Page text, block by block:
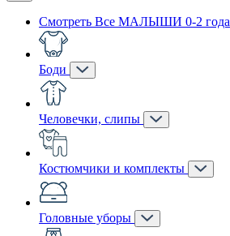
Смотреть Все МАЛЫШИ 0-2 года
Боди
Человечки, слипы
Костюмчики и комплекты
Головные уборы